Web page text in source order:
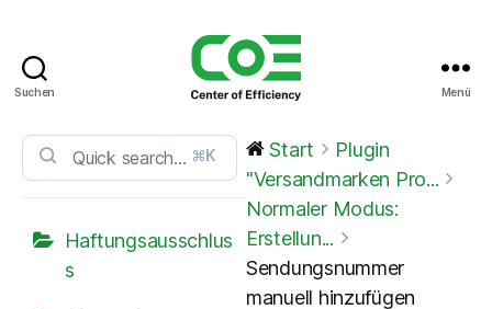
Suchen
Center
Menü
⌘K
Haftungsausschlus
s
Start
Plugin
"Versandmarken Pro...
Normaler Modus:
Erstellun...
Sendungsnummer
manuell hinzufügen